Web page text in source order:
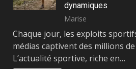
dynamiques
Marise
Chaque jour, les exploits
médias captivent des millions
L’actualité sportive, riche en…